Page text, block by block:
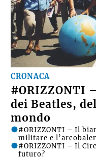
CRONACA
#ORIZZONTI
dei Beatles,
mondo
#ORIZZONTI – Il
militare e
#ORIZZONTI – Il
futuro?